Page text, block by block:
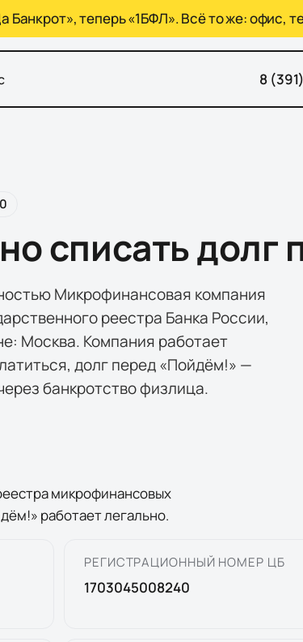
теперь «1БФЛ». Всё то же: офис,
8
списать долг
Микрофинансовая компания
реестра Банка России,
Москва. Компания работает
долг перед «Пойдём!» —
банкротство физлица.
микрофинансовых
» работает легально.
РЕГИСТРАЦИОННЫЙ НОМЕР ЦБ
1703045008240